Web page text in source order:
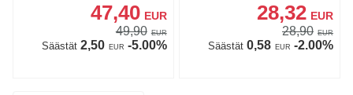
47,40 EUR
49,90 EUR
Säästät2,50 EUR -5.00%
28,32 EUR
28,90 EUR
Säästät0,58 EUR -2.00%